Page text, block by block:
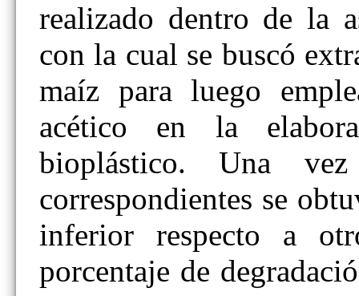
realizado dentro de la
con la cual se buscó
maíz para luego
acético en la
bioplástico. Una
correspondientes se
inferior respecto a
porcentaje de